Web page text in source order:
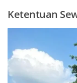
Ketentuan